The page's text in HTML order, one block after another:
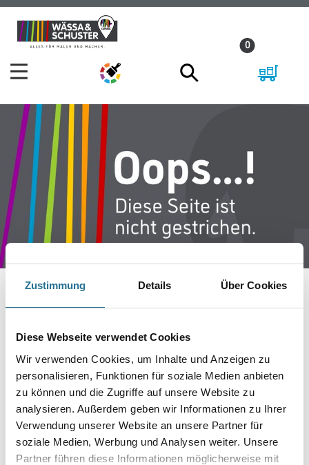
Zustimmung Details Über Cookies
Diese Webseite verwendet Cookies
Wir verwenden Cookies, um Inhalte und Anzeigen zu
personalisieren, Funktionen für soziale Medien anbieten
zu können und die Zugriffe auf unsere Website zu
analysieren. Außerdem geben wir Informationen zu Ihrer
Verwendung unserer Website an unsere Partner für
soziale Medien, Werbung und Analysen weiter. Unsere
Partner führen diese Informationen möglicherweise mit
Zum
Inhalt
Zum
Navigationsmenü
0
IST AUFGETRETEN
Keine Sorge, wir pinseln schon an der Lösung und
werden das Problem so schnell wie möglich beheben.
Erkunden Sie in der Zwischenzeit unseren Online-Shop
und lassen Sie sich inspirieren.
ZURÜCK ZUM ONLINE-SHOP